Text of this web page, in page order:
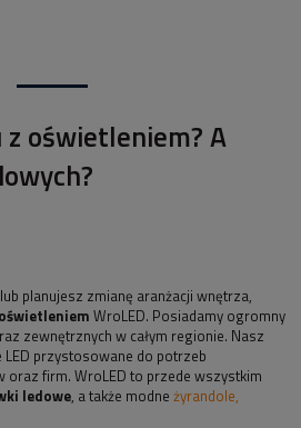
oświetleniem? A
planujesz zmianę aranżacji wnętrza,
WroLED. Posiadamy ogromny
zewnętrznych w całym regionie. Nasz
przystosowane do potrzeb
oraz firm. WroLED to przede wszystkim
ledowe, a także modne żyrandole,